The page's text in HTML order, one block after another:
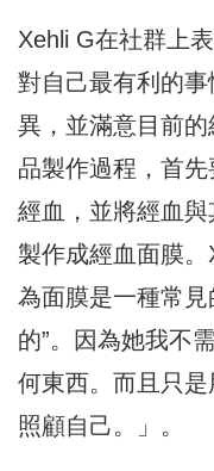
Xehli G在社群上
對自己最有利的
異，並滿意目前
品製作過程，首
經血，並將經血
製作成經血面膜
為面膜是一種常
的”。因為她我不
何東西。而且只
照顧自己。」。